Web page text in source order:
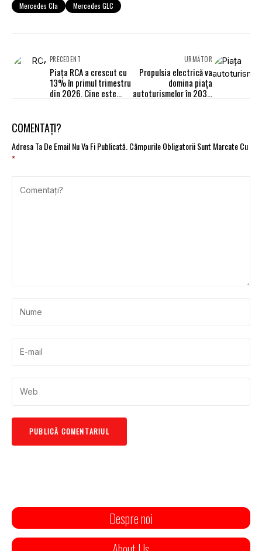
Mercedes Cla Mercedes GLC
PRECEDENT
Piața RCA a crescut cu
13% în primul trimestru
din 2026. Cine este
URMĂTOR
Propulsia electrică va
domina piața
autoturismelor în 2031.
COMENTAȚI?
Adresa Ta De Email Nu Va Fi Publicată.Câmpurile Obligatorii Sunt Marcate Cu
*
Despre noi